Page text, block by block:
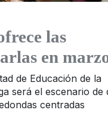
las
en
de Educación de la
será el escenario de
centradas